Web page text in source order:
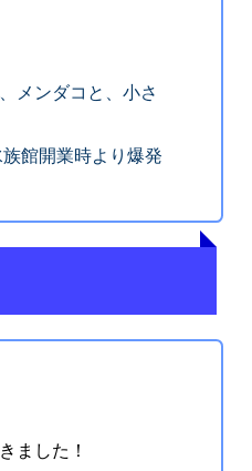
メンダコと、小さ
館開業時より爆発
ました！